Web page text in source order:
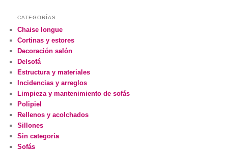
CATEGORÍAS
Chaise longue
Cortinas y estores
Decoración salón
Delsofá
Estructura y materiales
Incidencias y arreglos
Limpieza y mantenimiento de sofás
Polipiel
Rellenos y acolchados
Sillones
Sin categoría
Sofás